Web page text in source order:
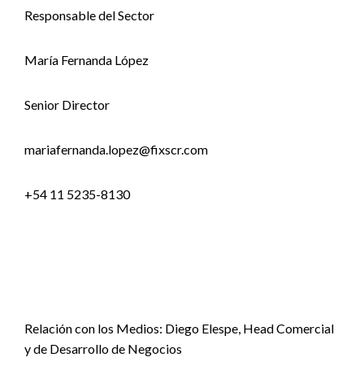
Responsable del Sector
María Fernanda López
Senior Director
mariafernanda.lopez@fixscr.com
+54 11 5235-8130
Relación con los Medios: Diego Elespe, Head Comercial
y de Desarrollo de Negocios